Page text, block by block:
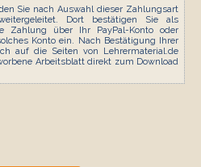
Sie nach Auswahl dieser Zahlungsart
Dort bestätigen Sie als
Zahlung über Ihr PayPal-Konto oder
Konto ein. Nach Bestätigung Ihrer
auf die Seiten von Lehrermaterial.de
Arbeitsblatt direkt zum Download